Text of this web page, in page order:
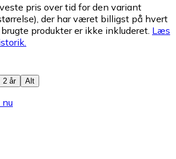
pris over tid for den variant
der har været billigst på hvert
produkter er ikke inkluderet. Læs
2 år Alt